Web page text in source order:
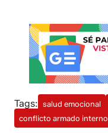
Tags: salud emocional
conflicto armado interno